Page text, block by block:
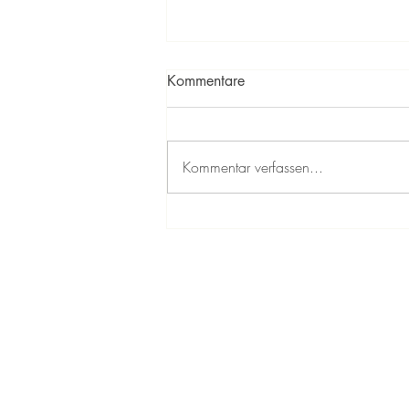
Ihr seid Helden!
Kommentare
Kommentar verfassen...